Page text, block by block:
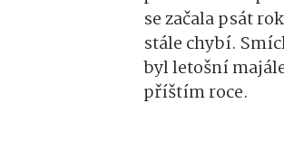
se začala psát
stále chybí.
byl letošní
příštím roce.